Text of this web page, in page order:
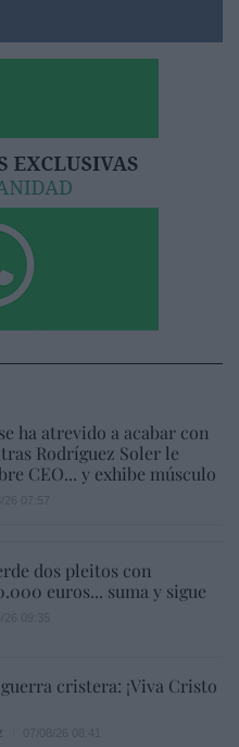
ha atrevido a acabar con
Rodríguez Soler le
CEO... y exhibe músculo
dos pleitos con
euros... suma y sigue
cristera: ¡Viva Cristo